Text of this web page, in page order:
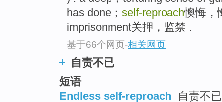
has done； self-reproach懊悔，
imprisonment关押，监禁 .
基于66个网页-相关网页
自责不已
短语
Endless self-reproach
自责不已